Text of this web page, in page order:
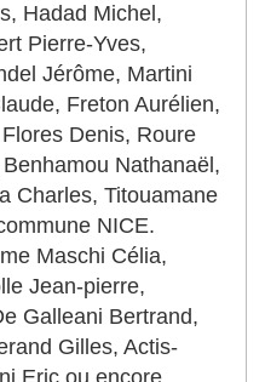
Hadad Michel,
Pierre-Yves,
Jérôme, Martini
Freton Aurélien,
Denis, Roure
Nathanaël,
Charles, Titouamane
NICE.
Maschi Célia,
Jean-pierre,
Galleani Bertrand,
Gilles, Actis-
Eric ou encore